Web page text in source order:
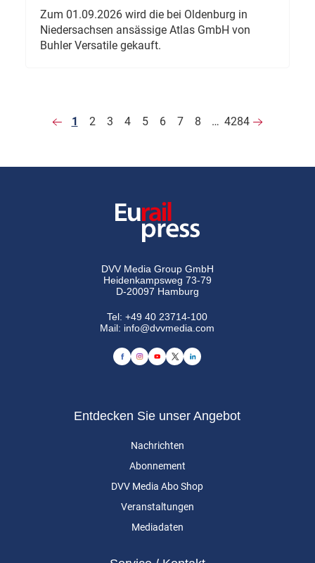
Zum 01.09.2026 wird die bei Oldenburg in
Niedersachsen ansässige Atlas GmbH von
Buhler Versatile gekauft.
1 2 3 4 5 6 7 8 … 4284
DVV Media Group GmbH
Heidenkampsweg 73-79
D-20097 Hamburg
Tel:+49 40 23714-100
Mail: info@dvvmedia.com
Entdecken Sie unser Angebot
Nachrichten
Abonnement
DVV Media Abo Shop
Veranstaltungen
Mediadaten